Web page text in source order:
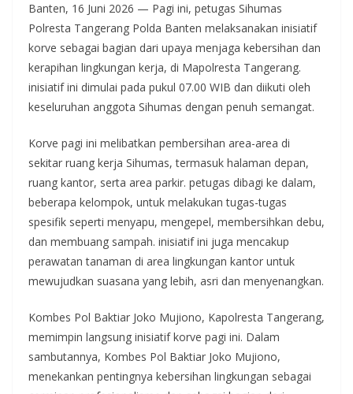
Banten, 16 Juni 2026 — Pagi ini, petugas Sihumas
Polresta Tangerang Polda Banten melaksanakan inisiatif
korve sebagai bagian dari upaya menjaga kebersihan dan
kerapihan lingkungan kerja, di Mapolresta Tangerang.
inisiatif ini dimulai pada pukul 07.00 WIB dan diikuti oleh
keseluruhan anggota Sihumas dengan penuh semangat.
Korve pagi ini melibatkan pembersihan area-area di
sekitar ruang kerja Sihumas, termasuk halaman depan,
ruang kantor, serta area parkir. petugas dibagi ke dalam,
beberapa kelompok, untuk melakukan tugas-tugas
spesifik seperti menyapu, mengepel, membersihkan debu,
dan membuang sampah. inisiatif ini juga mencakup
perawatan tanaman di area lingkungan kantor untuk
mewujudkan suasana yang lebih, asri dan menyenangkan.
Kombes Pol Baktiar Joko Mujiono, Kapolresta Tangerang,
memimpin langsung inisiatif korve pagi ini. Dalam
sambutannya, Kombes Pol Baktiar Joko Mujiono,
menekankan pentingnya kebersihan lingkungan sebagai